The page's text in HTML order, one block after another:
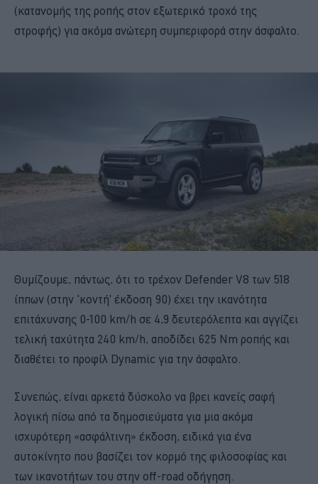
(κατανομής της ροπής στον εξωτερικό τροχό της
στροφής) για ακόμα ανώτερη συμπεριφορά στην άσφαλτο.
Θυμίζουμε, πάντως, ότι το τρέχον Defender V8 των 518
ίππων (στην 'κοντή' έκδοση 90) έχει την ικανότητα
επιτάχυνσης 0-100 km/h σε 4,9 δευτερόλεπτα και αγγίζει
τελική ταχύτητα 240 km/h, αποδίδει 625 Nm ροπής και
διαθέτει το προφίλ Dynamic για την άσφαλτο.
Συνεπώς, είναι αρκετά δύσκολο να βρει κανείς σαφή
λογική πίσω από τα δημοσιεύματα για μια ακόμα
ισχυρότερη «ασφάλτινη» έκδοση, ειδικά για ένα
αυτοκίνητο που βασίζει τον κορμό της φιλοσοφίας και
των ικανοτήτων του στην off-road οδήγηση.